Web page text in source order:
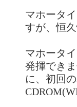
マホータ
すが、恒
マホータ
発揮でき
に、初回